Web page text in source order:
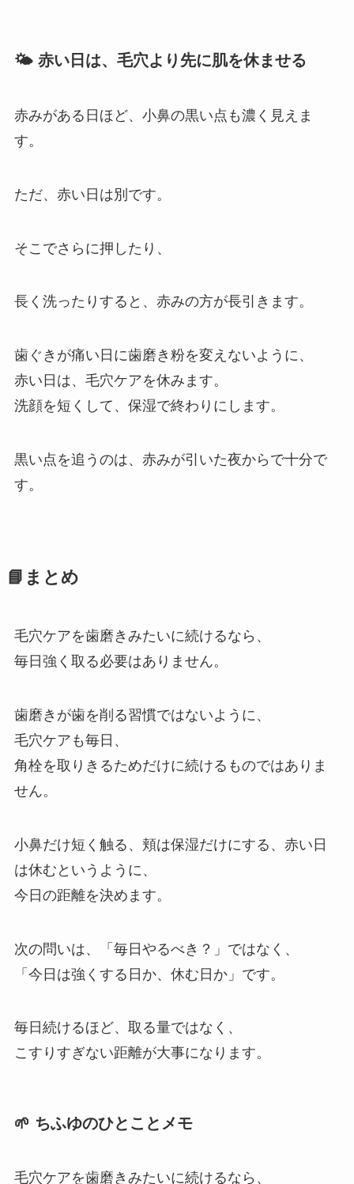
🌤 赤い日は、毛穴より先に肌を休ませる
赤みがある日ほど、小鼻の黒い点も濃く見えま
す。
ただ、赤い日は別です。
そこでさらに押したり、
長く洗ったりすると、赤みの方が長引きます。
歯ぐきが痛い日に歯磨き粉を変えないように、
赤い日は、毛穴ケアを休みます。
洗顔を短くして、保湿で終わりにします。
黒い点を追うのは、赤みが引いた夜からで十分で
す。
📘まとめ
毛穴ケアを歯磨きみたいに続けるなら、
毎日強く取る必要はありません。
歯磨きが歯を削る習慣ではないように、
毛穴ケアも毎日、
角栓を取りきるためだけに続けるものではありま
せん。
小鼻だけ短く触る、頬は保湿だけにする、赤い日
は休むというように、
今日の距離を決めます。
次の問いは、「毎日やるべき？」ではなく、
「今日は強くする日か、休む日か」です。
毎日続けるほど、取る量ではなく、
こすりすぎない距離が大事になります。
🌱 ちふゆのひとことメモ
毛穴ケアを歯磨きみたいに続けるなら、